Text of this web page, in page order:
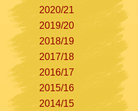
2020/21
2019/20
2018/19
2017/18
2016/17
2015/16
2014/15